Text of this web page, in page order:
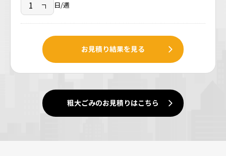
日/週
お見積り結果を見る
粗大ごみのお見積りはこちら